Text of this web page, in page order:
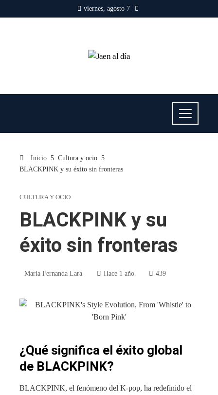
viernes, agosto 7
Inicio
Cultura y ocio
BLACKPINK y su éxito sin fronteras
CULTURA Y OCIO
BLACKPINK y su
éxito sin fronteras
Maria Fernanda Lara Hace 1 año 439
¿Qué significa el éxito global
de BLACKPINK?
BLACKPINK, el fenómeno del K-pop, ha redefinido el